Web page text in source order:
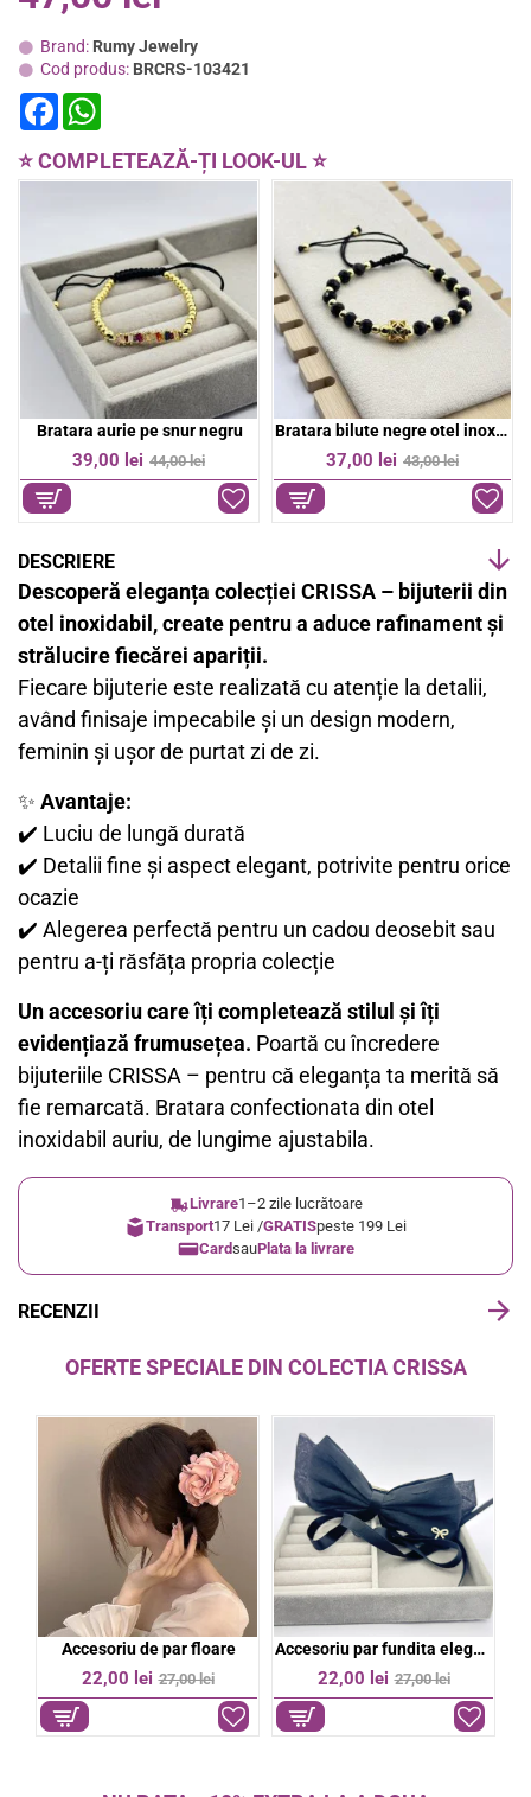
Brand: Rumy Jewelry
Cod produs: BRCRS-103421
F
a
e
b
t
s
⭐ COMPLETEAZĂ-ȚI LOOK-UL ⭐
-11%
Bratara aurie pe snur negru
39,00 lei 44,00 lei
-14%Bratara bilute negre otel inoxidabil
37,00 lei 43,00 lei
DESCRIERE
Descoperă eleganța colecției CRISSA – bijuterii din
otel inoxidabil, create pentru a aduce rafinament și
strălucire fiecărei apariții.
Fiecare bijuterie este realizată cu atenție la detalii,
având finisaje impecabile și un design modern,
feminin și ușor de purtat zi de zi.
✨ Avantaje:
✔️ Luciu de lungă durată
✔️ Detalii fine și aspect elegant, potrivite pentru orice
ocazie
✔️ Alegerea perfectă pentru un cadou deosebit sau
pentru a-ți răsfăța propria colecție
Un accesoriu care îți completează stilul și îți
evidențiază frumusețea. Poartă cu încredere
bijuteriile CRISSA – pentru că eleganța ta merită să
fie remarcată. Bratara confectionata din otel
inoxidabil auriu, de lungime ajustabila.
Livrare1–2 zile lucrătoare
Transport17 Lei /GRATISpeste 199 Lei
CardsauPlata la livrare
RECENZII
OFERTE SPECIALE DIN COLECTIA CRISSA
-21%
27,00 lei 34,00 lei
-20%
Bereta colorata dama
39,00 lei 49,00 lei